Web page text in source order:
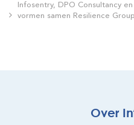
Infosentry, DPO Consultancy
vormen samen Resilience Group
Over